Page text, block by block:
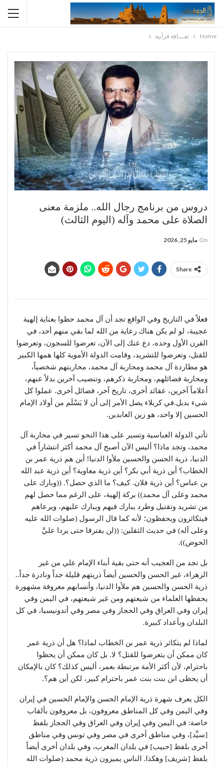
Home ثقـــافة قرآنية
دروس من برنامج رجال الله.. ملزمة معنى
الصلاة على محمد وآله (اليوم الثالث)
On مايو 25, 2026
Share
فعلاً في التاريخ وفي الواقع تجد أن آل محمد حظوا بعناية إلهية
عجيبة، لو لم يكن هناك رعاية من الله لما بقي منهم أحد، في
القرن الأول وحده، دع عنك إلى الآن، تعرضوا للسجون، وتعرضوا
للقتل، وتعرضوا للتشريد، وقامت الدولة الأموية كلها همها الكبير
هو مطاردة آل محمد ومحاربة آل محمد، محاربتهم شخصياً،
ومحاربة فضائلهم، ومحاربة ذكرهم، وتنصيب آخرين بدلاً عنهم،
أعلاماً آخرين، عقائد أخرى، تاريخ آخر، فضائل أخرى. عملوا كل
شيء بديل.في كربلاء يصل الأمر إلى أن لا يَسْلَم من أولاد الإمام
الحسين إلا واحد، هو زين العابدين.
تأتي الدولة العباسية وتسير على هذا النحو تسير في محاربة آل
محمد، وتجد ماذا؟ أليس الآن أصبح آل محمد أكثر انتشاراً في
الدنيا، ذرية الحسن والحسين ملأوا الدنيا! أين هم ذرية عمر بن
الخطاب؟ أين ذرية أبي بكر؟ أين ذرية معاوية؟ أين ذرية عبد الله
بن عباس؟ أين ذرية فلان. كيف؟ ما الذي حصل؟. ((وبارك على
محمد وعلى آل محمد)) بركة إلهية، على الرغم مما حصل لهم
من تشريد وتقتيل وطرد يبارك فيهم ويبارك عليهم، ويرعاهم
فيتكاثرون ويحفظون؛ لأنه كما قال الرسول (صلوات الله عليه
وعلى آله) في حديث الثقلين: ((لن يفترقا حتى يردا عليَّ
الحوض)).
بل تجد من العجيب أنه حتى بقية أبناء الإمام علي من غير
الزهراء، غير الحسن والحسين أيضاً ذريتهم قليلة جداً ونادرة جداً..
ذرية الحسن والحسين هم ملأوا الدنيا، وأنسابهم معروفة مشهورة
يحفظها العلماء من شيعتهم ومن غير شيعتهم، في اليمن وفي
إيران وفي العراق وفي الحجاز وفي مصر وفي أندونيسيا، في كل
البلدان وبأعداد كبيرة.
لماذا لم يتكاثر ذرية عمر بن الخطاب لماذا؟ هل أن ذرية عمر
كان ممكن أن يتعرضوا للقتل؟ لا. بل كان ممكن أن يحظوا
باحترام، لأن أكثر الأمة مرتبطة بعمر، أليس كذلك؟ كان بالإمكان
أن يحظى ابن بنت بنت عمر باحترام كبير، لكن أين هم؟.
الكل يعرف شهرة ذرية الإمام الحسن والإمام الحسين في إيران
وفي اليمن وفي كل المناطق معروفون، بل معروفون بألقاب
خاصة: في اليمن وفي إيران وفي العراق وفي الحجاز بلفظ
[سيِّد]، وفي مناطق أخرى في مصر وفي تونس وفي مناطق
أخرى بلفظ [حبيب] في بلدان المغرب، وفي بلدان أخرى أيضاً
بلفظ [شريف] وهكذا. الناس يميزون ذرية محمد (صلوات الله